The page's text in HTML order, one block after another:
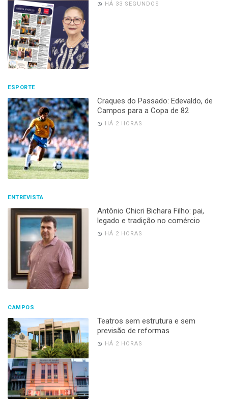
HÁ 33 SEGUNDOS
ESPORTE
Craques do Passado: Edevaldo, de
Campos para a Copa de 82
HÁ 2 HORAS
ENTREVISTA
Antônio Chicri Bichara Filho: pai,
legado e tradição no comércio
HÁ 2 HORAS
CAMPOS
Teatros sem estrutura e sem
previsão de reformas
HÁ 2 HORAS